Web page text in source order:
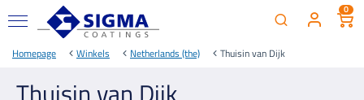
0
Homepage Winkels Netherlands (the) Thuisin van Dijk